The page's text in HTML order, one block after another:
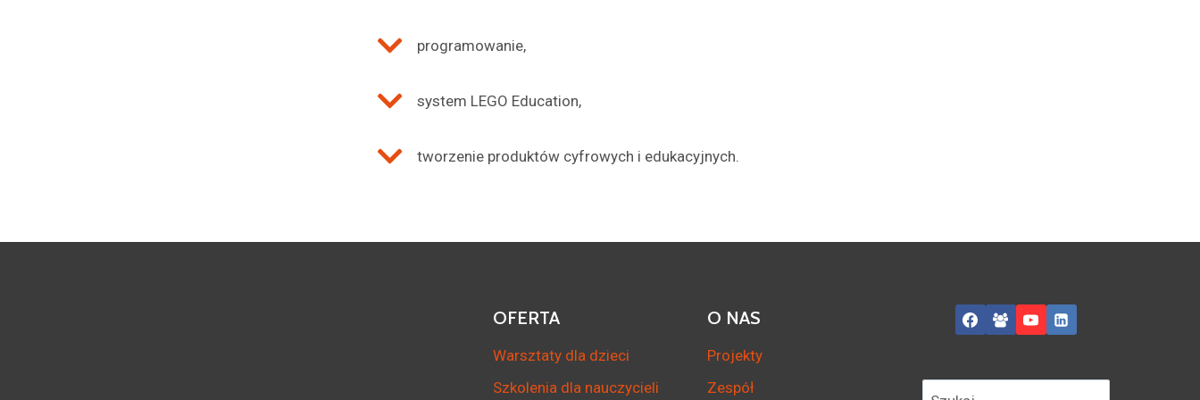
programowanie,
system LEGO Education,
tworzenie produktów cyfrowych i edukacyjnych.
OFERTA
Warsztaty dla dzieci
Szkolenia dla nauczycieli
O NAS
Projekty
Zespół